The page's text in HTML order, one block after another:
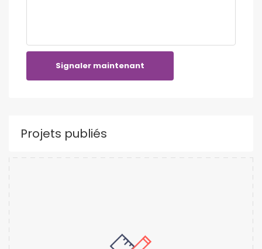
Signaler maintenant
Projets publiés